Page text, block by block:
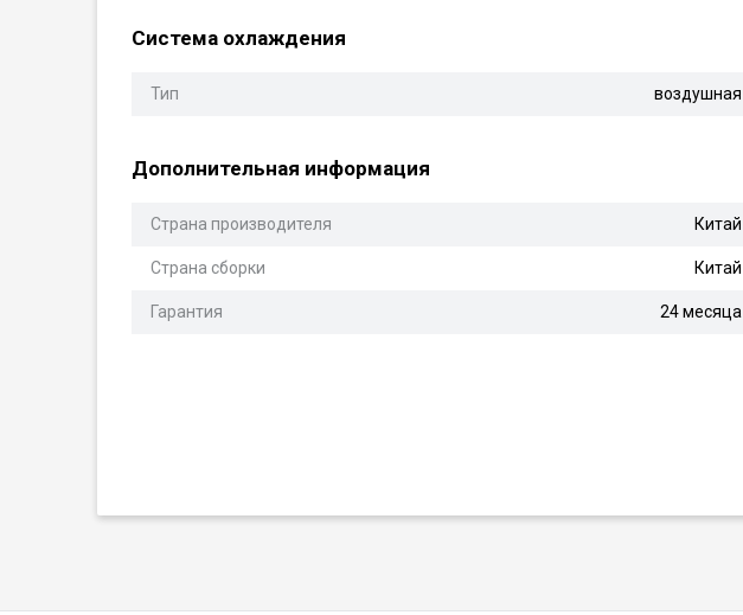
Система охлаждения
Тип воздушная
Дополнительная информация
Страна производителя Китай
Страна сборки Китай
Гарантия 24 месяца